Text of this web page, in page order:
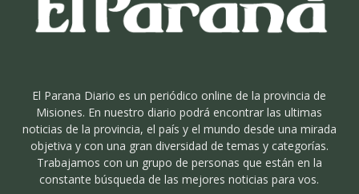
El Parana Diario es un periódico online de la provincia de
Misiones. En nuestro diario podrá encontrar las ultimas
noticias de la provincia, el país y el mundo desde una mirada
objetiva y con una gran diversidad de temas y categorías.
Trabajamos con un grupo de personas que están en la
constante búsqueda de las mejores noticias para vos.